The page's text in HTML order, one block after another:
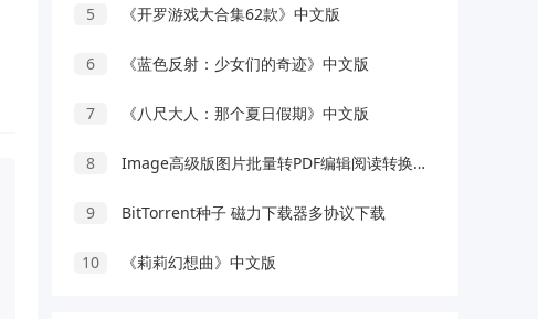
5 《开罗游戏大合集62款》中文版
6 《蓝色反射：少女们的奇迹》中文版
7 《八尺大人：那个夏日假期》中文版
8 Image高级版图片批量转PDF编辑阅读转换工具
9 BitTorrent种子 磁力下载器多协议下载
10 《莉莉幻想曲》中文版